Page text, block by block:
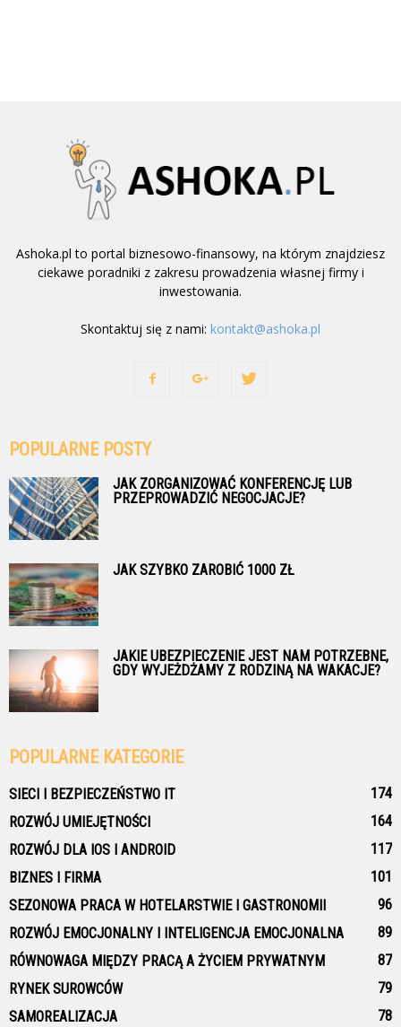
Ashoka.pl to portal biznesowo-finansowy, na którym znajdziesz
ciekawe poradniki z zakresu prowadzenia własnej firmy i
inwestowania.
Skontaktuj się z nami: kontakt@ashoka.pl
POPULARNE POSTY
JAK ZORGANIZOWAĆ KONFERENCJĘ LUB
PRZEPROWADZIĆ NEGOCJACJE?
JAK SZYBKO ZAROBIĆ 1000 ZŁ
JAKIE UBEZPIECZENIE JEST NAM POTRZEBNE,
GDY WYJEŻDŻAMY Z RODZINĄ NA WAKACJE?
POPULARNE KATEGORIE
SIECI I BEZPIECZEŃSTWO IT
174
ROZWÓJ UMIEJĘTNOŚCI
164
ROZWÓJ DLA IOS I ANDROID
117
BIZNES I FIRMA
101
SEZONOWA PRACA W HOTELARSTWIE I GASTRONOMII
96
ROZWÓJ EMOCJONALNY I INTELIGENCJA EMOCJONALNA
89
RÓWNOWAGA MIĘDZY PRACĄ A ŻYCIEM PRYWATNYM
87
RYNEK SUROWCÓW
79
SAMOREALIZACJA
78